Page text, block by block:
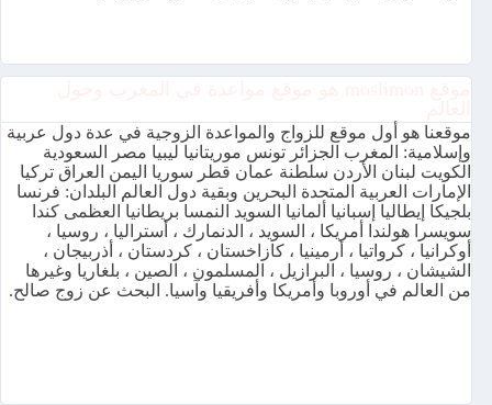
موقعنا هو أول موقع للزواج والمواعدة الزوجية في عدة دول عربية
وإسلامية: المغرب الجزائر تونس موريتانيا ليبيا مصر السعودية
الكويت لبنان الأردن سلطنة عمان قطر سوريا اليمن العراق تركيا
الإمارات العربية المتحدة البحرين وبقية دول العالم البلدان: فرنسا
بلجيكا إيطاليا إسبانيا ألمانيا السويد النمسا بريطانيا العظمى كندا
سويسرا هولندا أمريكا ، السويد ، الدنمارك ، أستراليا ، روسيا ،
أوكرانيا ، كرواتيا ، أرمينيا ، كازاخستان ، كردستان ، أذربيجان ،
الشيشان ، روسيا ، البرازيل ، المسلمون ، الصين ، بلغاريا وغيرها
من العالم في أوروبا وأمريكا وأفريقيا وآسيا. البحث عن زوج صالح.